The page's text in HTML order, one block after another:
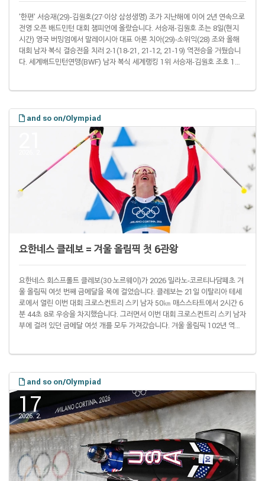
'한편' 서승재(29)-김원호(27·이상 삼성생명) 조가 지난해에 이어 2년 연속으로
전영 오픈 배드민턴 대회 챔피언에 올랐습니다. 서승재-김원호 조는 8일(현지
시간) 영국 버밍엄에서 말레이시아 대표 아론 치아(29)-소위익(28) 조와 올해
대회 남자 복식 결승전을 치러 2-1(18-21, 21-12, 21-19) 역전승을 거뒀습니
다. 세계배드민턴연맹(BWF) 남자 복식 세계랭킹 1위 서승재-김원호 조호 1월
용을 자랑했습니다. BWF는 월드투어 출범(2018년)과 함께 전영..
and so on/Olympiad
요한네스 클레보 = 겨울 올림픽 첫 6관왕
요한네스 회스프롤트 클레보(30·노르웨이)가 2026 밀라노-코르티나담페초 겨
울 올림픽 여섯 번째 금메달을 목에 걸었습니다. 클레보는 21일 이탈리아 테세
로에서 열린 이번 대회 크로스컨트리 스키 남자 50㎞ 매스스타트에서 2시간 6
분 44초 8로 우승을 차지했습니다. 그러면서 이번 대회 크로스컨트리 스키 남자
부에 걸려 있던 금메달 여섯 개를 모두 가져갔습니다. 겨울 올림픽 102년 역사
보유하고 있던 겨울 올림픽 통산 최다 금메달 획득 기록도 11개로 늘렸습니다.
여름 대회를 ..
and so on/Olympiad
17
2026. 2.